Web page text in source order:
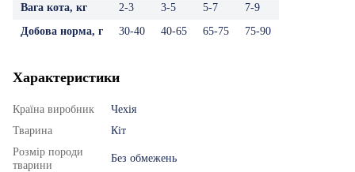
Вага кота, кг 2-3 3-5 5-7
7-9
Добова норма, г
30-40 40-65 65-75 75-90
Характеристики
Країна виробник
Чехія
Тварина
Кіт
Розмір породи
тварини
Без обмежень